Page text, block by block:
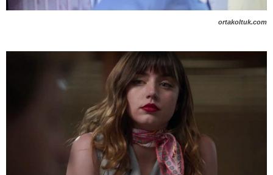
ortakoltuk.com